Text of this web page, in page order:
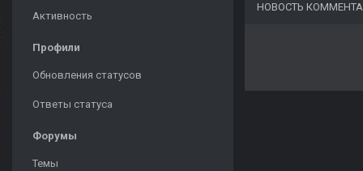
Активность
Профили
Обновления статусов
Ответы статуса
Форумы
Темы
НОВОСТЬ